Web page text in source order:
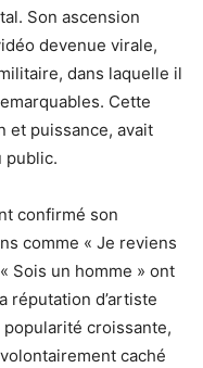
Son ascension
devenue virale,
dans laquelle il
Cette
et puissance, avait
public.
confirmé son
comme « Je reviens
Sois un homme » ont
réputation d’artiste
croissante,
caché